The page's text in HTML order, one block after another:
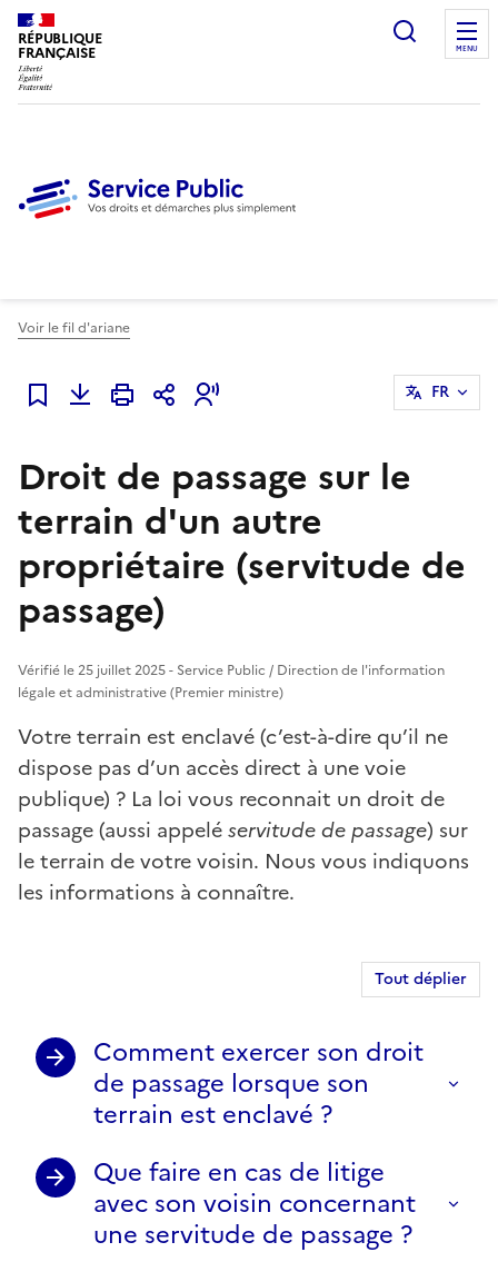
RÉPUBLIQUE
FRANÇAISE
Ouvrir
MENU
Voir le fil d'ariane
Ajouter à mes favoris
FR
Droit de passage sur le
terrain d'un autre
propriétaire (servitude de
passage)
Vérifié le 25 juillet 2025 - Service Public / Direction de l'information
légale et administrative (Premier ministre)
Votre terrain est enclavé (c’est-à-dire qu’il ne
dispose pas d’un accès direct à une voie
publique) ? La loi vous reconnait un droit de
passage (aussi appeléservitude de passage) sur
le terrain de votre voisin. Nous vous indiquons
les informations à connaître.
Tout déplier
Comment exercer son droit
de passage lorsque son
terrain est enclavé ?
Que faire en cas de litige
avec son voisin concernant
une servitude de passage ?